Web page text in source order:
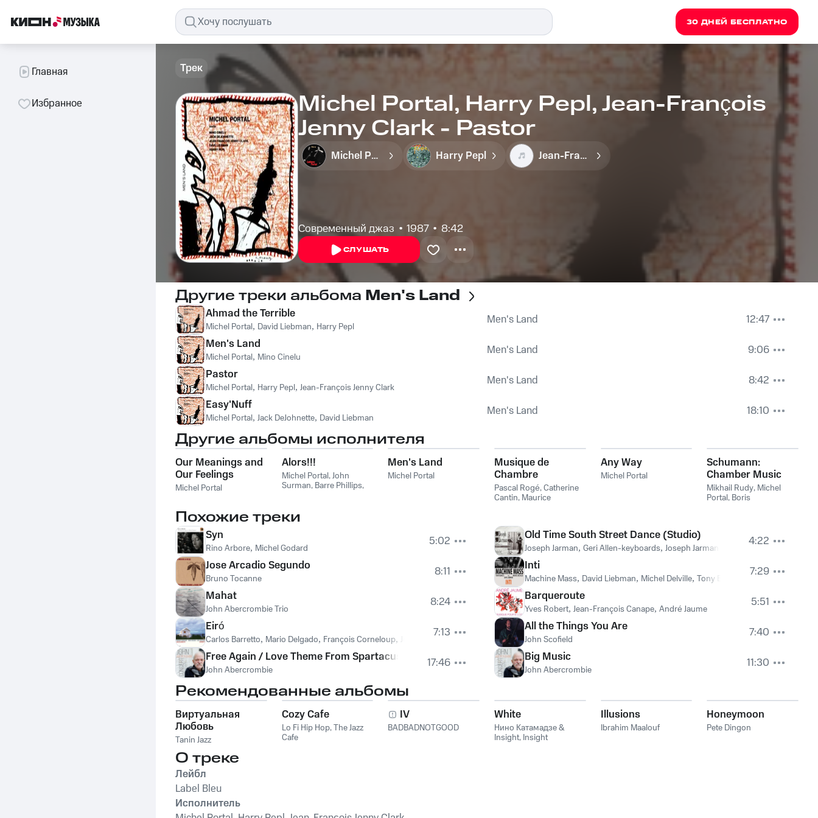
30 ДНЕЙ БЕСПЛАТНО
Главная
Избранное
Трек
Michel Portal, Harry Pepl, Jean-François
Jenny Clark - Pastor
Michel Portal Harry Pepl Jean-François Jenny Clark
Современный джаз 1987 8:42
СЛУШАТЬ
Другие треки альбома Men's Land
Ahmad the Terrible
Michel Portal, David Liebman, Harry Pepl Men's Land
12:47
Men's Land
Michel Portal, Mino Cinelu Men's Land
9:06
Pastor
Michel Portal, Harry Pepl, Jean-François Jenny Clark Men's Land
8:42
Easy'Nuff
Michel Portal, Jack DeJohnette, David Liebman Men's Land 18:10
Другие альбомы исполнителя
Our Meanings and
Our Feelings
Michel Portal
Alors!!!
Michel Portal,John
Surman, Barre Phillips,
Men's Land
Michel Portal
Musique de
Chambre
Française
Pascal Rogé,Catherine
Cantin, Maurice
Any Way
Michel Portal
Schumann:
Chamber Music
Mikhail Rudy, Michel
Portal, Boris
Похожие треки
Syn
Rino Arbore, Michel Godard
5:02
Jose Arcadio Segundo
Bruno Tocanne
8:11
Mahat
John Abercrombie Trio
8:24
Eiró
Carlos Barretto, Mario Delgado, François Corneloup,
7:13
Free Again / Love Theme From Spartacus
John Abercrombie 17:46
Old Time South Street Dance (Studio)
Joseph Jarman, Geri Allen-keyboards, Joseph Jarman-saxophone, flute
4:22
Inti
Machine Mass, David Liebman, Michel Delville, Tony Bianco
7:29
Barqueroute
Yves Robert, Jean-François Canape, André Jaume
5:51
All the Things You Are
John Scofield
7:40
Big Music
John Abercrombie 11:30
Рекомендованные альбомы
Виртуальная
Любовь
Tanin Jazz
Cozy Cafe
Lo Fi Hip Hop,The Jazz
Cafe
IV
BADBADNOTGOOD
White
Нино Катамадзе &
Insight, Insight
Illusions
Ibrahim Maalouf
Honeymoon
Pete Dingon
О треке
Лейбл
Label Bleu
Исполнитель